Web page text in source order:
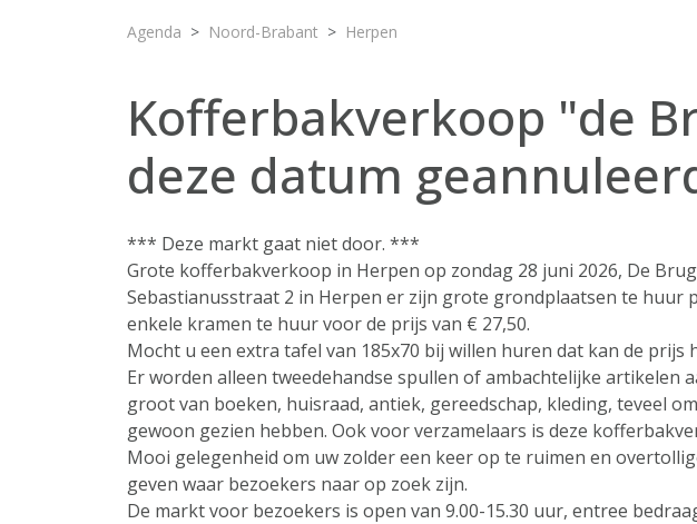
Agenda Noord-Brabant Herpen
Kofferbakverkoop "de
deze datum
*** Deze markt gaat niet door. ***
Grote kofferbakverkoop in Herpen op zondag 28 juni 2026, De
Sebastianusstraat 2 in Herpen er zijn grote grondplaatsen te huur
enkele kramen te huur voor de prijs van € 27,50.
Mocht u een extra tafel van 185x70 bij willen huren dat kan de prijs
Er worden alleen tweedehandse spullen of ambachtelijke artikelen
groot van boeken, huisraad, antiek, gereedschap, kleding, teveel
gewoon gezien hebben. Ook voor verzamelaars is deze
Mooi gelegenheid om uw zolder een keer op te ruimen en
geven waar bezoekers naar op zoek zijn.
De markt voor bezoekers is open van 9.00-15.30 uur, entree